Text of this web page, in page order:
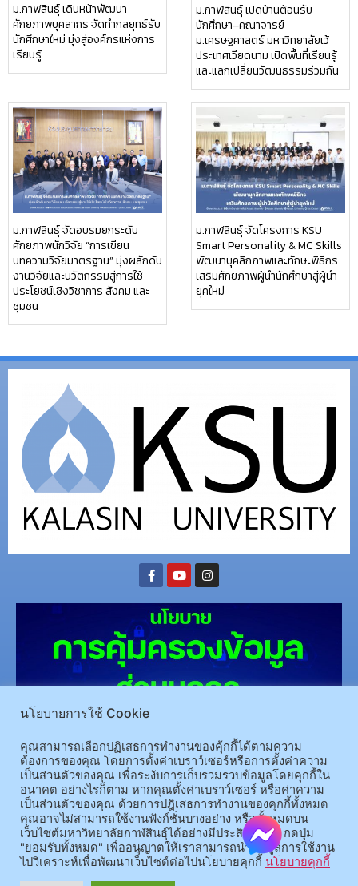
ม.กาฬสินธุ์ เดินหน้าพัฒนา
ศักยภาพบุคลากร จัดทำกลยุทธ์รับ
นักศึกษาใหม่ มุ่งสู่องค์กรแห่งการ
เรียนรู้
ม.กาฬสินธุ์ เปิดบ้านต้อนรับ
นักศึกษา–คณาจารย์
ม.เศรษฐศาสตร์ มหาวิทยาลัยเว้
ประเทศเวียดนาม เปิดพื้นที่เรียนรู้
และแลกเปลี่ยนวัฒนธรรมร่วมกัน
ม.กาฬสินธุ์ จัดอบรมยกระดับ
ศักยภาพนักวิจัย “การเขียน
บทความวิจัยมาตรฐาน” มุ่งผลักดัน
งานวิจัยและนวัตกรรมสู่การใช้
ประโยชน์เชิงวิชาการ สังคม และ
ชุมชน
ม.กาฬสินธุ์ จัดโครงการ KSU
Smart Personality & MC Skills
พัฒนาบุคลิกภาพและทักษะพิธีกร
เสริมศักยภาพผู้นำนักศึกษาสู่ผู้นำ
ยุคใหม่
(อ.นามน)13 หมู่ 14 ต.สงเปลือย อ.นามน จ.กาฬสินธุ์ 46230โทรศัพท์ : 043-602-055 โทรสาร :
043-602-044
(อ.เมือง)62/1 ถ.เกษตรสมบูรณ์ ต.กาฬสินธุ์ อ.เมือง จ.กาฬสินธุ์ 46000 โทรศัพท์ 043-811128 08-
64584360 โทรสาร 043-813070
© 2025 All rights Reserved.
นโยบายการใช้ Cookie
คุณสามารถเลือกปฏิเสธการทำงานของคุ้กกี้ได้ตามความ
ต้องการของคุณ โดยการตั้งค่าเบราว์เซอร์หรือการตั้งค่าความ
เป็นส่วนตัวของคุณ เพื่อระงับการเก็บรวมรวบข้อมูลโดยคุกกี้ใน
อนาคต อย่างไรก็ตาม หากคุณตั้งค่าเบราว์เซอร์ หรือค่าความ
เป็นส่วนตัวของคุณ ด้วยการปฎิเสธการทำงานของคุกกี้ทั้งหมด
คุณอาจไม่สามารถใช้งานฟังก์ชั่นบางอย่าง หรือทั้งหมดบน
เว็บไซต์มหาวิทยาลัยกาฬสินธุ์ได้อย่างมีประสิทธิภาพ กดปุ่ม
"ยอมรับทั้งหมด" เพื่ออนุญาตให้เราสามารถนำข้อมูลการใช้งาน
ไปวิเคราะห์เพื่อพัฒนาเว็บไซต์ต่อไปนโยบายคุกกี้ นโยบายคุกกี้